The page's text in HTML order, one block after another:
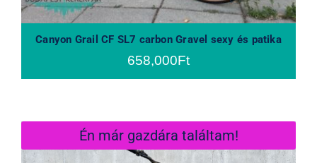
Canyon Grail CF SL7 carbon Gravel sexy és patika
658,000Ft
Én már gazdára találtam!